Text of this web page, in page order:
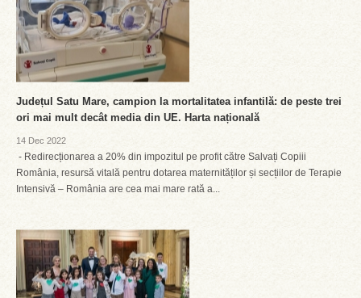
Județul Satu Mare, campion la mortalitatea infantilă: de peste trei
ori mai mult decât media din UE. Harta națională
14 Dec 2022
- Redirecționarea a 20% din impozitul pe profit către Salvați Copiii
România, resursă vitală pentru dotarea maternităților și secțiilor de Terapie
Intensivă – România are cea mai mare rată a...